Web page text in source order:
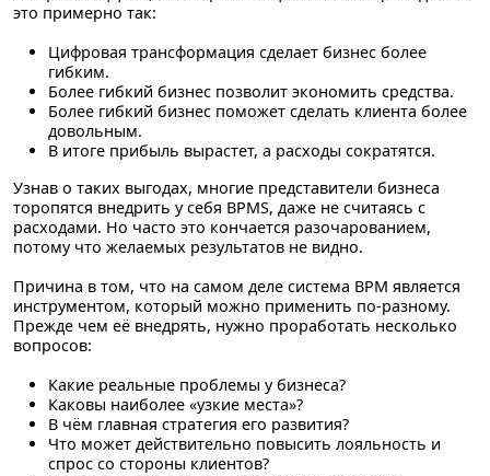
это примерно так:
Цифровая трансформация сделает бизнес более
гибким.
Более гибкий бизнес позволит экономить средства.
Более гибкий бизнес поможет сделать клиента более
довольным.
В итоге прибыль вырастет, а расходы сократятся.
Узнав о таких выгодах, многие представители бизнеса
торопятся внедрить у себя BPMS, даже не считаясь с
расходами. Но часто это кончается разочарованием,
потому что желаемых результатов не видно.
Причина в том, что на самом деле система BPM является
инструментом, который можно применить по-разному.
Прежде чем её внедрять, нужно проработать несколько
вопросов:
Какие реальные проблемы у бизнеса?
Каковы наиболее «узкие места»?
В чём главная стратегия его развития?
Что может действительно повысить лояльность и
спрос со стороны клиентов?